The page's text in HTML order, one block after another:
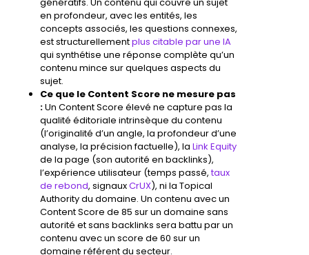
en profondeur, avec les entités, les
concepts associés, les questions connexes,
est structurellementplus citable par une IA
qui synthétise une réponse complète qu’un
contenu mince sur quelques aspects du
sujet.
Ce que le Content Score ne mesure pas
:Un Content Score élevé ne capture pas la
qualité éditoriale intrinsèque du contenu
(l’originalité d’un angle, la profondeur d’une
analyse, la précision factuelle), la Link Equity
de la page (son autorité en backlinks),
l’expérience utilisateur (temps passé,taux
de rebond, signauxCrUX), ni la Topical
Authoritydu domaine. Un contenu avec un
Content Score de 85 sur un domaine sans
autorité et sans backlinks sera battu par un
contenu avec un score de 60 sur un
domaine référent du secteur.